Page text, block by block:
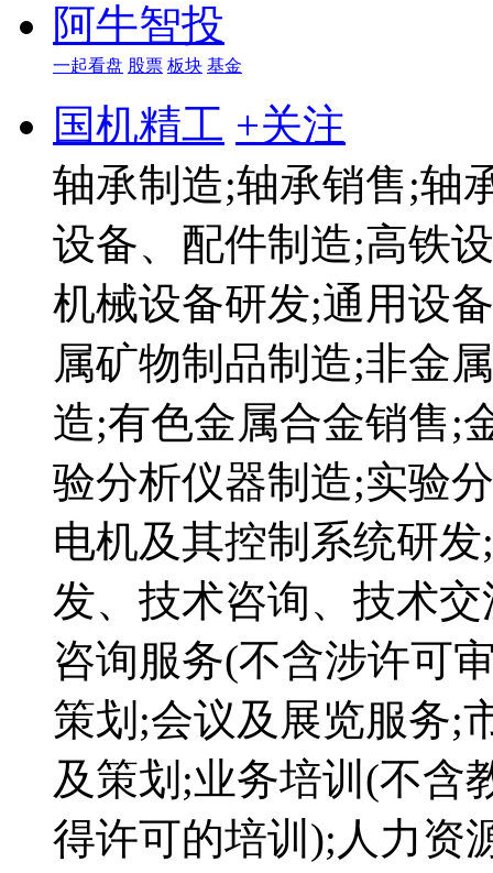
阿牛智投
一起看盘 股票 板块 基金
国机精工 +关注
轴承制造;轴承销售;轴
设备、配件制造;高铁
机械设备研发;通用设
属矿物制品制造;非金
造;有色金属合金销售;
验分析仪器制造;实验
电机及其控制系统研
发、技术咨询、技术
咨询服务(不含涉许可
策划;会议及展览服务;
及策划;业务培训(不含
得许可的培训);人力资